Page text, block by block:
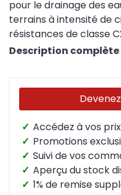
pour le drainage des
terrains à intensité de
résistances de classe
de pente.
Description complète
✓ Accédez à vos
✓ Promotions
✓ Suivi de vos
✓ Aperçu du stock
✓ 1% de remise